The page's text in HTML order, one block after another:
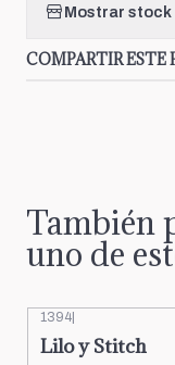
Mostrar
COMPARTIR ESTE
También
uno de
1394
Lilo y Stitch